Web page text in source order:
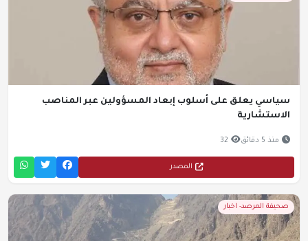
سياسي يعلق على أسلوب إبعاد المسؤولين عبر المناصب
الاستشارية
منذ 5 دقائق 32
المصدر
صحيفة المرصد- اخبار